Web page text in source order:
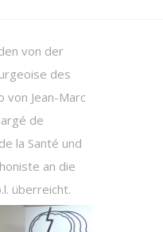
von der
des
von Jean-Marc
de
la Santé und
an die
überreicht.